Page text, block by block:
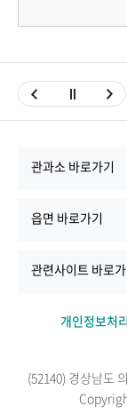
관과소 바로가기
읍면 바로가기
관련사이트 바로
개인정보처
(52140) 경상남도